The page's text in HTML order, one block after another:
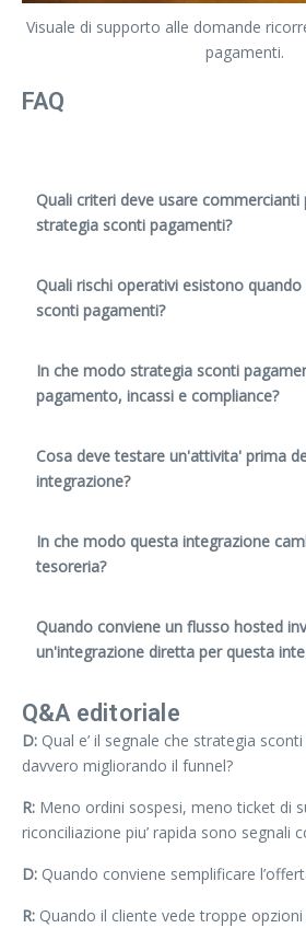
Visuale di supporto alle domande
pagamenti.
FAQ
Quali criteri deve usare commercianti
strategia sconti pagamenti?
Quali rischi operativi esistono
sconti pagamenti?
In che modo strategia sconti
pagamento, incassi e compliance?
Cosa deve testare un'attivita' prima
integrazione?
In che modo questa integrazione
tesoreria?
Quando conviene un flusso hosted
un'integrazione diretta per questa
Q&A editoriale
D: Qual e’ il segnale che strategia
davvero migliorando il funnel?
R: Meno ordini sospesi, meno ticket di
riconciliazione piu’ rapida sono segnali
D: Quando conviene semplificare
R: Quando il cliente vede troppe